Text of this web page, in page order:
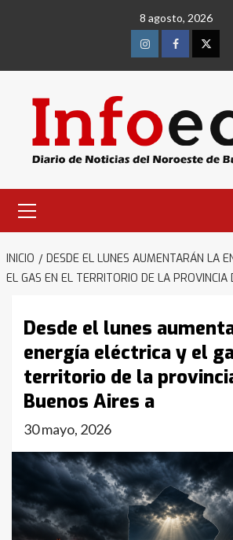
8 agosto, 2026
InstagramFacebook
primario
INICIO
DESDE EL LUNES AUMENTARÁN LA
EL GAS EN EL TERRITORIO DE LA PROVINCIA
Desde el lunes
energía eléctrica y el
territorio de la
Buenos Aires a
30 mayo, 2026